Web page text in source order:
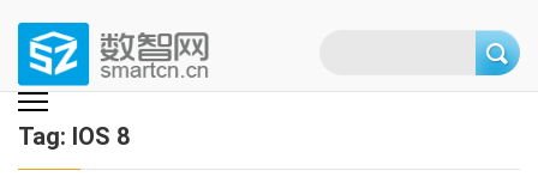
content
(Press
enter)
数智网
智能家居第一资讯门户 | 智能家居系统，智能家居产品，智能家居解决方
Tag: IOS 8